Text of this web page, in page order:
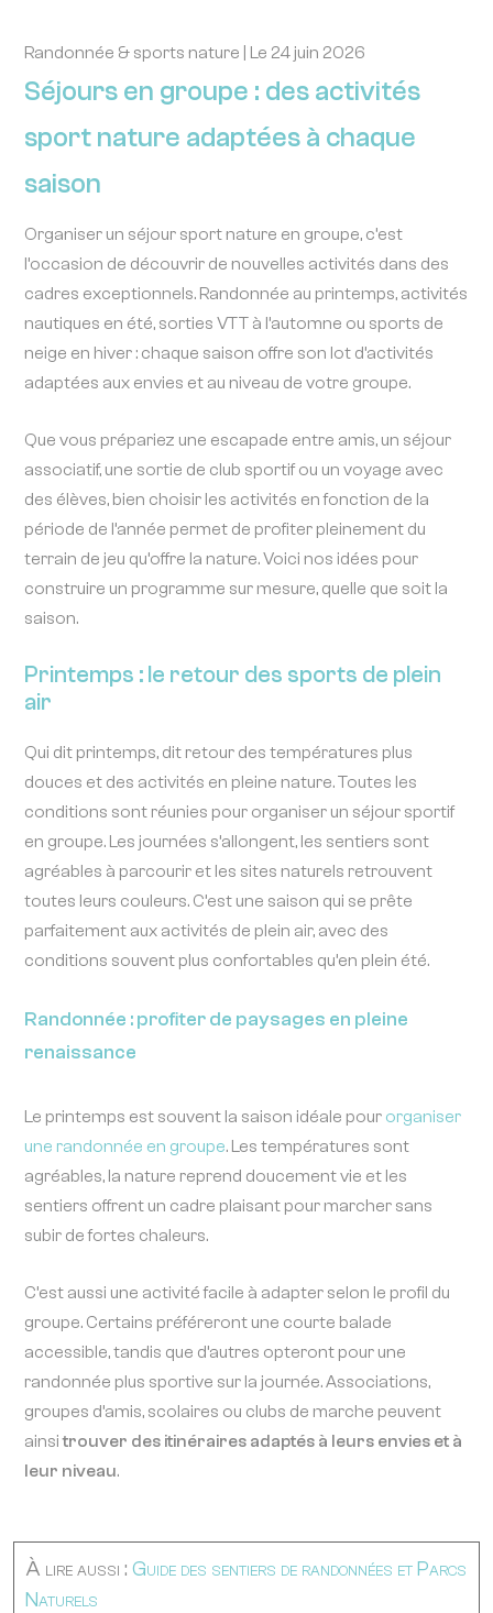
Randonnée & sports nature | Le 24 juin 2026
Séjours en groupe : des activités
sport nature adaptées à chaque
saison
Organiser un séjour sport nature en groupe, c’est
l’occasion de découvrir de nouvelles activités dans des
cadres exceptionnels. Randonnée au printemps, activités
nautiques en été, sorties VTT à l’automne ou sports de
neige en hiver : chaque saison offre son lot d’activités
adaptées aux envies et au niveau de votre groupe.
Que vous prépariez une escapade entre amis, un séjour
associatif, une sortie de club sportif ou un voyage avec
des élèves, bien choisir les activités en fonction de la
période de l’année permet de profiter pleinement du
terrain de jeu qu’offre la nature. Voici nos idées pour
construire un programme sur mesure, quelle que soit la
saison.
Printemps : le retour des sports de plein
air
Qui dit printemps, dit retour des températures plus
douces et des activités en pleine nature. Toutes les
conditions sont réunies pour organiser un séjour sportif
en groupe. Les journées s’allongent, les sentiers sont
agréables à parcourir et les sites naturels retrouvent
toutes leurs couleurs. C’est une saison qui se prête
parfaitement aux activités de plein air, avec des
conditions souvent plus confortables qu’en plein été.
Randonnée : profiter de paysages en pleine
renaissance
Le printemps est souvent la saison idéale pour organiser
une randonnée en groupe. Les températures sont
agréables, la nature reprend doucement vie et les
sentiers offrent un cadre plaisant pour marcher sans
subir de fortes chaleurs.
C’est aussi une activité facile à adapter selon le profil du
groupe. Certains préféreront une courte balade
accessible, tandis que d’autres opteront pour une
randonnée plus sportive sur la journée. Associations,
groupes d’amis, scolaires ou clubs de marche peuvent
ainsitrouver des itinéraires adaptés à leurs envies et à
leur niveau.
À lire aussi :Guide des sentiers de randonnées et Parcs
Naturels